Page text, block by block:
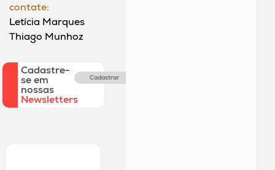
contate:
Letícia Marques
Thiago Munhoz
Cadastre-
se em
nossas
Newsletters
Cadastrar